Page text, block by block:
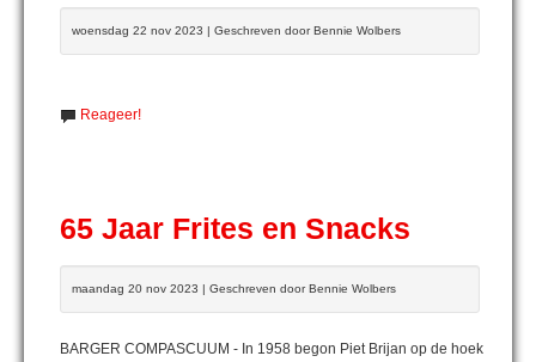
woensdag 22 nov 2023 | Geschreven door Bennie Wolbers
Reageer!
65 Jaar Frites en Snacks
maandag 20 nov 2023 | Geschreven door Bennie Wolbers
BARGER COMPASCUUM - In 1958 begon Piet Brijan op de hoek